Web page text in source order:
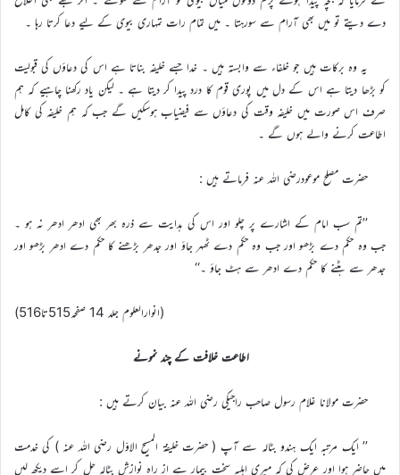
دے دیتے تو میں بھی آرام سے سورہتا ۔ میں تمام رات تمہاری بیوی کے لیے دعا کرتا رہا ۔
یہ وہ برکات ہیں جو خلفاء سے وابستہ ہیں ۔ خدا جسے خلیفہ بناتا ہے اس کی دعاؤں کی قبولیت
کو بڑھا دیتا ہے اس کے دل میں پوری قوم کا درد پیدا کر دیتا ہے ۔ لیکن یاد رکھنا چاہیے کہ ہم
صرف اس صورت میں خلیفہ وقت کی دعاؤں سے فیضیاب ہوسکیں گے جب کہ ہم خلیفه کی کامل
اطاعت کرنے والے ہوں گے ۔
حضرت مصلح موعودرضی اللہ عنہ فرماتے ہیں :
’’تم سب امام کے اشارے پر چلو اور اس کی ہدایت سے ذرہ بھر بھی ادھر ادھر نہ ہو ۔
جب وہ حکم دے بڑھو اور جب وہ حکم دے ٹھہر جاؤ اور جدھر بڑھنے کا حکم دے ادھر بڑھو اور
جدھر سے ہٹنے کا حکم دے ادھر سے ہٹ جاؤ ۔‘‘
(انوارالعلوم جلد 14 صفحہ515تا516)
اطاعت خلافت کے چند نمونے
حضرت مولانا غلام رسول صاحب راجیکی رضی اللہ عنہ بیان کرتے ہیں :
’’ ایک مرتبہ ایک ہندو بٹالہ سے آپ ( حضرت خلیفۃ المسیح الاوّل رضی الله عنہ ) کی خدمت
میں حاضر ہوا اور عرض کی کہ میری اہلیہ سخت بیمار ہے از راہ نوازش بٹالہ چل کر اسے دیکھ لیں